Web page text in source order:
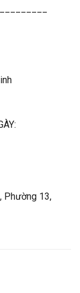
Phường 13,